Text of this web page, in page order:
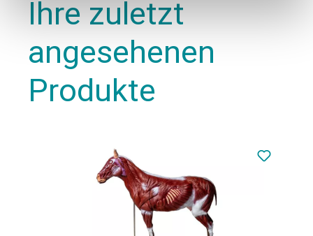
Ihre zuletzt
angesehenen
Produkte